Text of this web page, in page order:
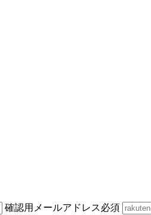
確認用メールアドレス必須